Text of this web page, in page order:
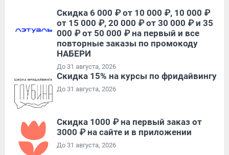
Скидка 6 000 ₽ от 10 000 ₽, 10 000 ₽
от 15 000 ₽, 20 000 ₽ от 30 000 ₽ и 35
000 ₽ от 50 000 ₽ на первый и все
повторные заказы по промокоду
НАБЕРИ
До 31 августа, 2026
Скидка 15% на курсы по фридайвингу
До 31 августа, 2026
Скидка 1000 ₽ на первый заказ от
3000 ₽ на сайте и в приложении
До 31 августа, 2026